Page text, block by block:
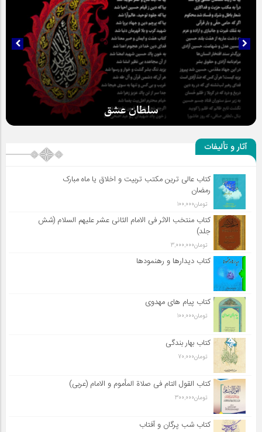
سلطان عشق
آثار و تألیفات
کتاب عالی ترین مکتب تربیت و اخلاق یا ماه مبارک
رمضان
تومان100,000
کتاب منتخب الاثر فی الامام الثانی عشر علیهم السلام (شش
جلد)
تومان3,000,000
کتاب دیدارها و رهنمودها
کتاب پیام های مهدوی
تومان100,000
کتاب بهار بندگی
تومان70,000
کتاب القول التام فی صلاة المأموم و الامام (عربی)
تومان300,000
کتاب شب پرگان و آفتاب